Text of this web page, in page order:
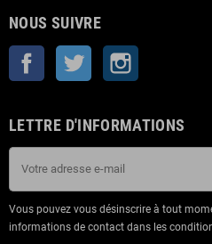
NOUS SUIVRE
Facebook Twitter
LETTRE D'INFORMATIONS
Vous pouvez vous désinscrire à tout
informations de contact dans les